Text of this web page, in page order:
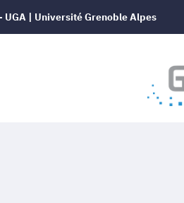
UGA | Université Grenoble Alpes